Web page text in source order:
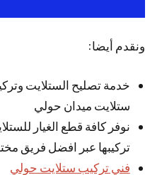
ونقدم أيضا:
خدمة تصليح الستلايت
ستلايت ميدان حولي
نوفر كافة قطع الغيار
تركيبها عبر افضل فريق
فني تركيب ستلايت حولي